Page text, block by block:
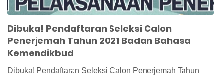
Dibuka! Pendaftaran Seleksi Calon
Penerjemah Tahun 2021 Badan Bahasa
Kemendikbud
Dibuka! Pendaftaran Seleksi Calon Penerjemah Tahun